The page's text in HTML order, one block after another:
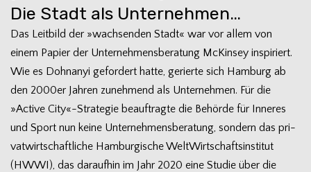
Die Stadt als Unternehmen…
Das Leit­bild der »wach­sen­den Stadt« war vor allem von
einem Papier der Unter­neh­mens­be­ra­tung McK­in­sey inspi­riert.
Wie es Dohn­anyi gefor­dert hatte, gerierte sich Ham­burg ab
den 2000er Jah­ren zuneh­mend als Unter­neh­men. Für die
»Active City«-Strategie beauf­tragte die Behörde für Inne­res
und Sport nun keine Unter­neh­mens­be­ra­tung, son­dern das pri­
vat­wirt­schaft­li­che Ham­bur­gi­sche Welt­Wirt­schafts­in­sti­tut
(HWWI), das dar­auf­hin im Jahr 2020 eine Stu­die über die